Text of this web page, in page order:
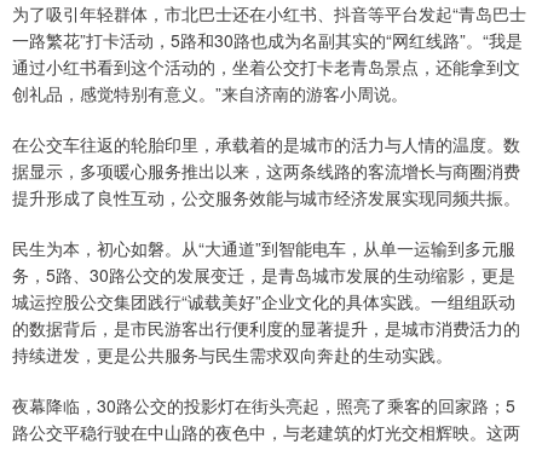
为了吸引年轻群体，市北巴士还在小红书、抖音等平台发起“青岛巴士
一路繁花”打卡活动，5路和30路也成为名副其实的“网红线路”。“我是
通过小红书看到这个活动的，坐着公交打卡老青岛景点，还能拿到文
创礼品，感觉特别有意义。”来自济南的游客小周说。
在公交车往返的轮胎印里，承载着的是城市的活力与人情的温度。数
据显示，多项暖心服务推出以来，这两条线路的客流增长与商圈消费
提升形成了良性互动，公交服务效能与城市经济发展实现同频共振。
民生为本，初心如磐。从“大通道”到智能电车，从单一运输到多元服
务，5路、30路公交的发展变迁，是青岛城市发展的生动缩影，更是
城运控股公交集团践行“诚载美好”企业文化的具体实践。一组组跃动
的数据背后，是市民游客出行便利度的显著提升，是城市消费活力的
持续迸发，更是公共服务与民生需求双向奔赴的生动实践。
夜幕降临，30路公交的投影灯在街头亮起，照亮了乘客的回家路；5
路公交平稳行驶在中山路的夜色中，与老建筑的灯光交相辉映。这两